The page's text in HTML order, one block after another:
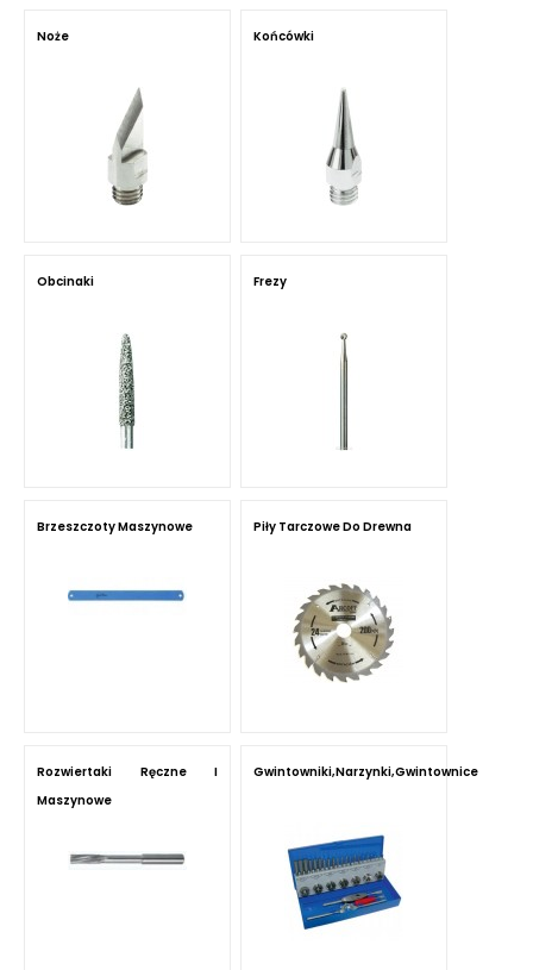
Noże Końcówki
Obcinaki Frezy
Brzeszczoty Maszynowe Piły Tarczowe Do Drewna
Rozwiertaki Ręczne I
Maszynowe
Gwintowniki,narzynki,gwintownice